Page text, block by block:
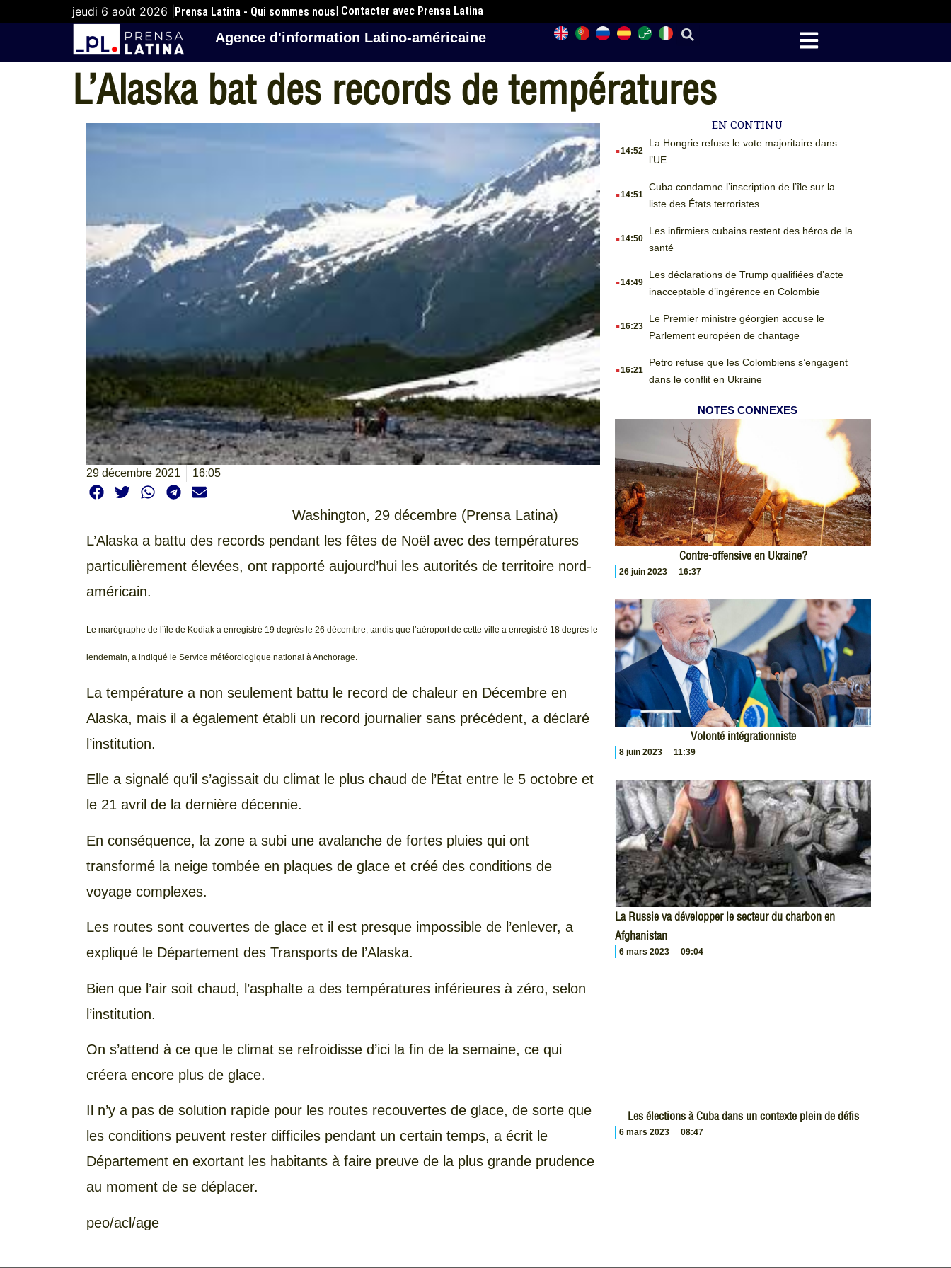
jeudi 6 août 2026 | Prensa Latina - Qui sommes nous| Contacter avec Prensa Latina
Agence d'information Latino-américaine
L’Alaska bat des records de températures
29 décembre 2021 16:05
Washington, 29 décembre (Prensa Latina)
L’Alaska a battu des records pendant les fêtes de Noël avec des températures
particulièrement élevées, ont rapporté aujourd’hui les autorités de territoire nord-
américain.
Le marégraphe de l’île de Kodiak a enregistré 19 degrés le 26 décembre, tandis que l’aéroport de cette ville a enregistré 18 degrés le
lendemain, a indiqué le Service météorologique national à Anchorage.
La température a non seulement battu le record de chaleur en Décembre en
Alaska, mais il a également établi un record journalier sans précédent, a déclaré
l’institution.
Elle a signalé qu’il s’agissait du climat le plus chaud de l’État entre le 5 octobre et
le 21 avril de la dernière décennie.
En conséquence, la zone a subi une avalanche de fortes pluies qui ont
transformé la neige tombée en plaques de glace et créé des conditions de
voyage complexes.
Les routes sont couvertes de glace et il est presque impossible de l’enlever, a
expliqué le Département des Transports de l’Alaska.
Bien que l’air soit chaud, l’asphalte a des températures inférieures à zéro, selon
l’institution.
On s’attend à ce que le climat se refroidisse d’ici la fin de la semaine, ce qui
créera encore plus de glace.
Il n’y a pas de solution rapide pour les routes recouvertes de glace, de sorte que
les conditions peuvent rester difficiles pendant un certain temps, a écrit le
Département en exortant les habitants à faire preuve de la plus grande prudence
au moment de se déplacer.
peo/acl/age
EN CONTINU
.14:52
La Hongrie refuse le vote majoritaire dans
l’UE
.14:51
Cuba condamne l’inscription de l’île sur la
liste des États terroristes
.14:50
Les infirmiers cubains restent des héros de la
santé
.14:49
Les déclarations de Trump qualifiées d’acte
inacceptable d’ingérence en Colombie
.16:23
Le Premier ministre géorgien accuse le
Parlement européen de chantage
.16:21
Petro refuse que les Colombiens s’engagent
dans le conflit en Ukraine
NOTES CONNEXES
Contre-offensive en Ukraine?
26 juin 2023 16:37
Volonté intégrationniste
8 juin 2023 11:39
La Russie va développer le secteur du charbon en
Afghanistan
6 mars 2023 09:04
Les élections à Cuba dans un contexte plein de défis
6 mars 2023 08:47